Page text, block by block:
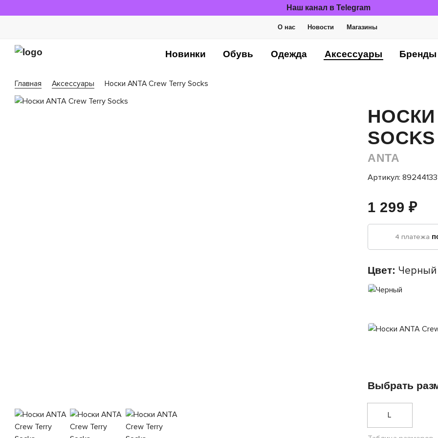
Наш канал в Telegram
О нас Новости Магазины
Новинки Обувь Одежда Аксессуары Бренды
Главная Аксессуары Носки ANTA Crew Terry Socks
НОСКИ
SOCKS
ANTA
Артикул:
1 299 ₽
4 платежа
Цвет: Черный
Выбрать
L